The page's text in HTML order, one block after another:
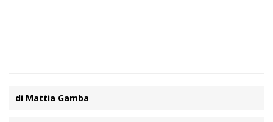
di Mattia Gamba